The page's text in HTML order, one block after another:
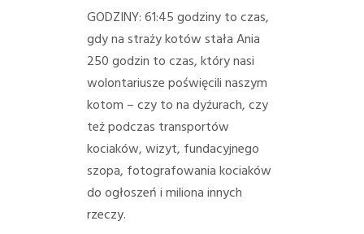
GODZINY:61:45 godziny to czas,
gdy na straży kotów stała Ania
250 godzin to czas, który nasi
wolontariusze poświęcili naszym
kotom – czy to na dyżurach, czy
też podczas transportów
kociaków, wizyt, fundacyjnego
szopa, fotografowania kociaków
do ogłoszeń i miliona innych
rzeczy.